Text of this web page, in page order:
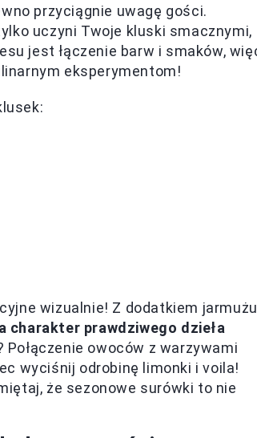
przyciągnie uwagę gości.
uczyni Twoje kluski smacznymi,
jest łączenie barw i smaków,
eksperymentom!
wizualnie! Z dodatkiem
charakter prawdziwego dzieła
owoców z warzywami
wyciśnij odrobinę limonki i voila!
że sezonowe surówki to nie